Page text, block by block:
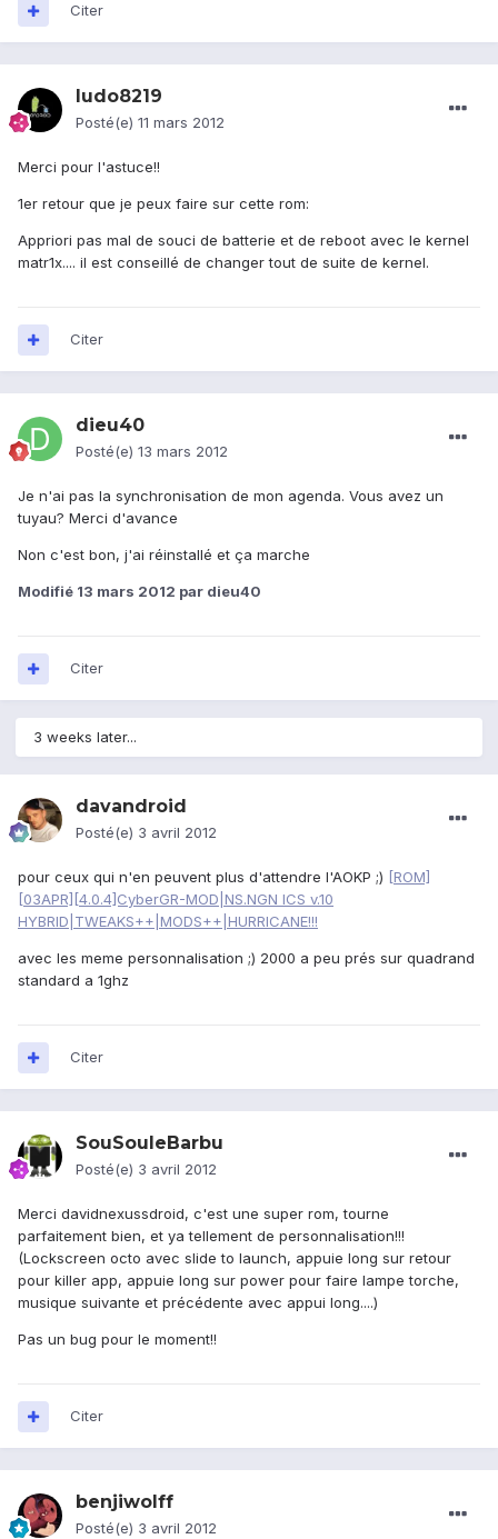
Citer
ludo8219
Posté(e) 11 mars 2012
Merci pour l'astuce!!
1er retour que je peux faire sur cette rom:
Appriori pas mal de souci de batterie et de reboot avec le kernel
matr1x.... il est conseillé de changer tout de suite de kernel.
Citer
dieu40
Posté(e) 13 mars 2012
Je n'ai pas la synchronisation de mon agenda. Vous avez un
tuyau? Merci d'avance
Non c'est bon, j'ai réinstallé et ça marche
Modifié 13 mars 2012 par dieu40
Citer
3 weeks later...
davandroid
Posté(e) 3 avril 2012
pour ceux qui n'en peuvent plus d'attendre l'AOKP ;) [ROM]
[03APR][4.0.4]CyberGR-MOD|NS.NGN ICS v.10
HYBRID|TWEAKS++|MODS++|HURRICANE!!!
avec les meme personnalisation ;) 2000 a peu prés sur quadrand
standard a 1ghz
Citer
SouSouleBarbu
Posté(e) 3 avril 2012
Merci davidnexussdroid, c'est une super rom, tourne
parfaitement bien, et ya tellement de personnalisation!!!
(Lockscreen octo avec slide to launch, appuie long sur retour
pour killer app, appuie long sur power pour faire lampe torche,
musique suivante et précédente avec appui long....)
Pas un bug pour le moment!!
Citer
benjiwolff
Posté(e) 3 avril 2012